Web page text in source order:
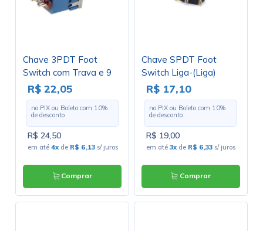
Chave 3PDT Foot
Switch com Trava e 9
Terminais Liga/Liga
para Solda Fio - PBS-
24-302
R$ 22,05
no PIX ou Boleto com 10%
de desconto
R$ 24,50
em até4x de R$ 6,13 s/ juros
Comprar
Chave SPDT Foot
Switch Liga-(Liga)
Momentânea para
Solda Fio - PBS-24-
112 - Jietong
R$ 17,10
no PIX ou Boleto com 10%
de desconto
R$ 19,00
em até 3x de R$ 6,33 s/ juros
Comprar